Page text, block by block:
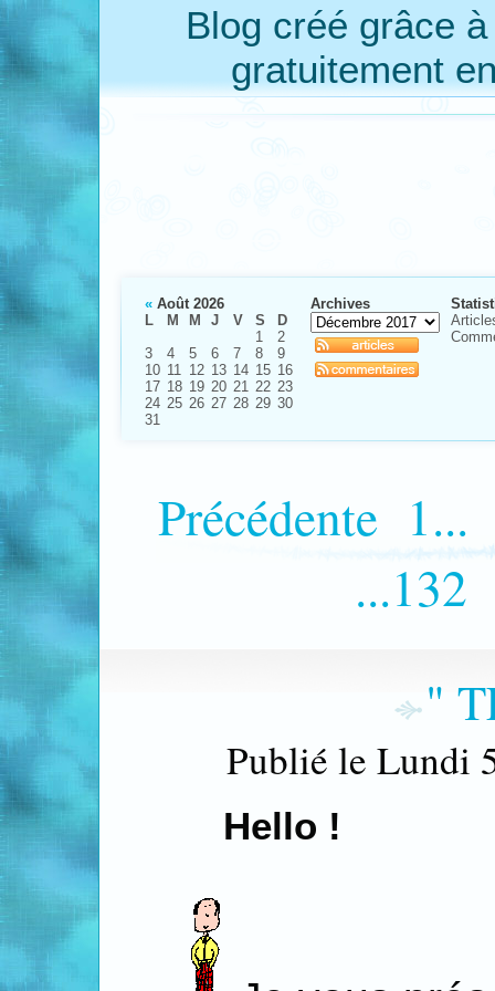
Blog créé grâce
gratuitement
« Août 2026
L
M M J V S
D
1
2
3
4 5 6 7 8
9
10 11 12 13 14 15 16
17 18 19 20 21 22 23
24 25 26 27 28 29 30
31
Archives
Précédente 1...
...132
"
Publié le Lundi
Hello !